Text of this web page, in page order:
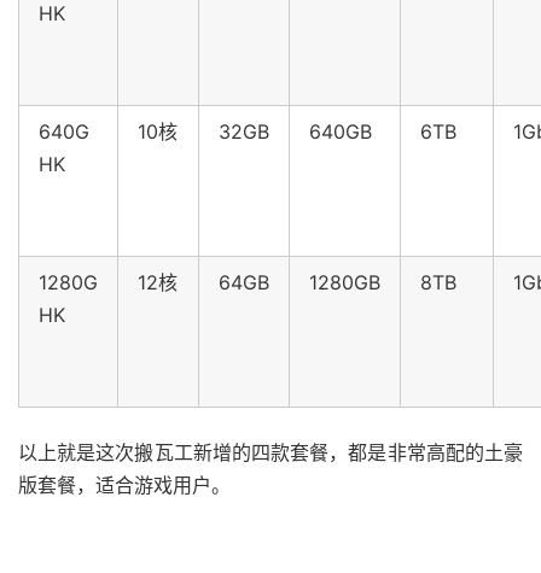
HK
640G
HK
10核 32GB 640GB 6TB
1280G
HK
12核 64GB 1280GB 8TB
以上就是这次搬瓦工新增的四款套餐，都是非常高配的土豪
版套餐，适合游戏用户。